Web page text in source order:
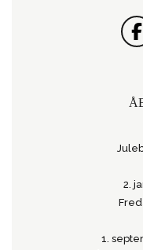
2.
1.